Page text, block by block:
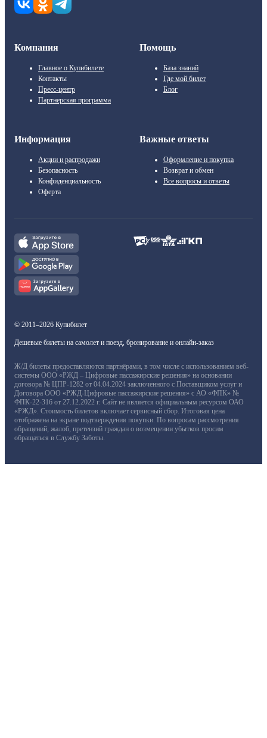
Компания
Главное о Купибилете
Контакты
Пресс-центр
Партнерская программа
Помощь
База знаний
Где мой билет
Блог
Информация
Акции и распродажи
Безопасность
Конфиденциальность
Оферта
Важные ответы
Оформление и покупка
Возврат и обмен
Все вопросы и ответы
© 2011–2026 Купибилет
Дешевые билеты на самолет и поезд, бронирование и онлайн-заказ
Ж/Д билеты предоставляются партнёрами, в том числе с использованием веб-
системы ООО «РЖД – Цифровые пассажирские решения» на основании
договора № ЦПР-1282 от 04.04.2024 заключенного с Поставщиком услуг и
Договора ООО «РЖД-Цифровые пассажирские решения» с АО «ФПК» №
ФПК-22-316 от 27.12.2022 г. Сайт не является официальным ресурсом ОАО
«РЖД». Стоимость билетов включает сервисный сбор. Итоговая цена
отображена на экране подтверждения покупки. По вопросам рассмотрения
обращений, жалоб, претензий граждан о возмещении убытков просим
обращаться в Службу Заботы.